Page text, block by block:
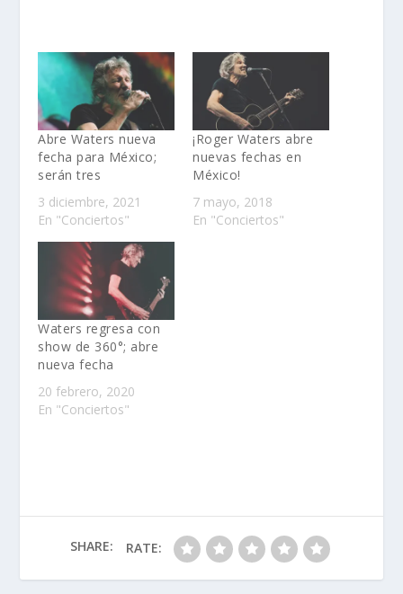
Abre Waters nueva
fecha para México;
serán tres
3 diciembre, 2021
En "Conciertos"
¡Roger Waters abre
nuevas fechas en
México!
7 mayo, 2018
En "Conciertos"
Waters regresa con
show de 360°; abre
nueva fecha
20 febrero, 2020
En "Conciertos"
SHARE: RATE: